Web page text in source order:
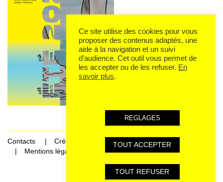
Contacts
Crédits
Mentions légales et données personnelles
Ce site utilise des cookies pour vous
proposer des contenus adaptés, une
aide à la navigation et un suivi
d’audience. Cet outil vous permet de
les accepter ou de les refuser. En
savoir plus.
REGLAGES
TOUT ACCEPTER
TOUT REFUSER